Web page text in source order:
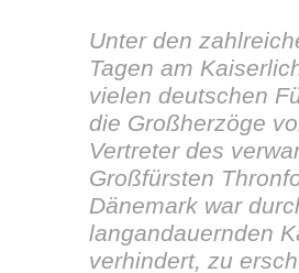
Unter den
Tagen am
vielen deutschen
die Großherzöge
Vertreter des
Großfürsten
Dänemark war
langandauernden
verhindert, zu